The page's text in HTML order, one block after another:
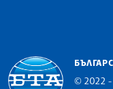
© 2022 -